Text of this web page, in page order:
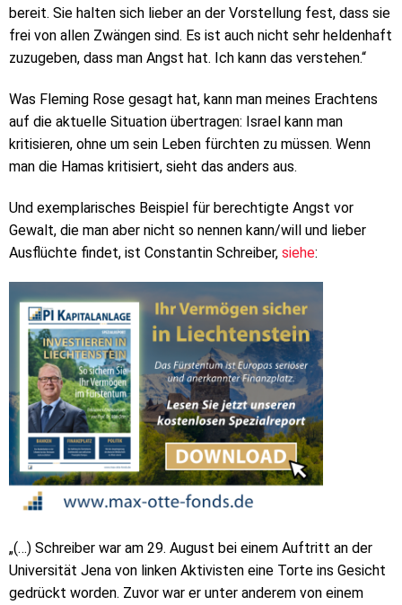
bereit. Sie halten sich lieber an der Vorstellung fest, dass sie
frei von allen Zwängen sind. Es ist auch nicht sehr heldenhaft
zuzugeben, dass man Angst hat. Ich kann das verstehen.“
Was Fleming Rose gesagt hat, kann man meines Erachtens
auf die aktuelle Situation übertragen: Israel kann man
kritisieren, ohne um sein Leben fürchten zu müssen. Wenn
man die Hamas kritisiert, sieht das anders aus.
Und exemplarisches Beispiel für berechtigte Angst vor
Gewalt, die man aber nicht so nennen kann/will und lieber
Ausflüchte findet, ist Constantin Schreiber, siehe:
„(…) Schreiber war am 29. August bei einem Auftritt an der
Universität Jena von linken Aktivisten eine Torte ins Gesicht
gedrückt worden. Zuvor war er unter anderem von einem